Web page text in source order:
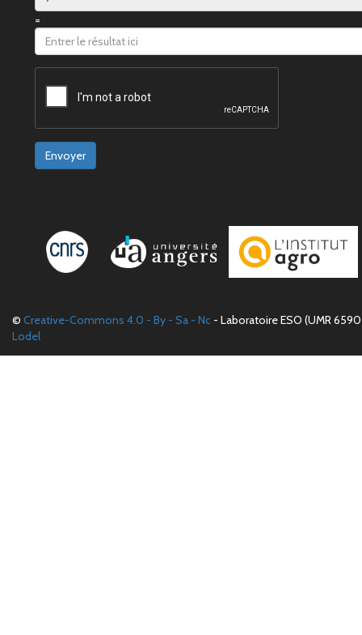
=
Envoyer
© Creative-Commons 4.0 - By - Sa - Nc - Laboratoire ESO (UMR
Lodel